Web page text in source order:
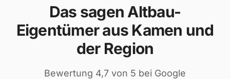
Das sagen Altbau-
Eigentümer aus Kamen und
der Region
Bewertung 4,7 von 5 bei Google